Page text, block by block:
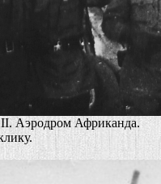
Аэродром Африканда.